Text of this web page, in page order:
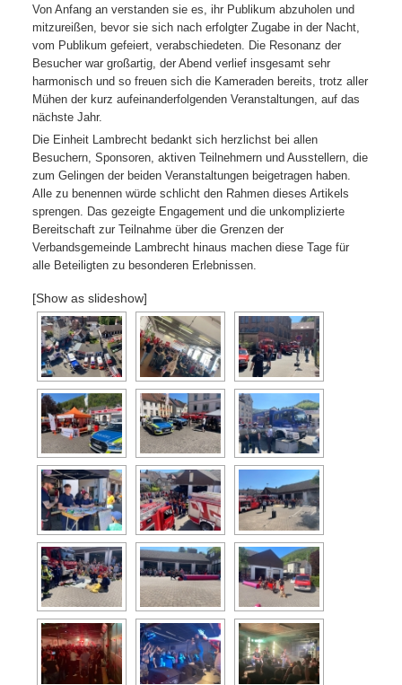
Von Anfang an verstanden sie es, ihr Publikum abzuholen und
mitzureißen, bevor sie sich nach erfolgter Zugabe in der Nacht,
vom Publikum gefeiert, verabschiedeten. Die Resonanz der
Besucher war großartig, der Abend verlief insgesamt sehr
harmonisch und so freuen sich die Kameraden bereits, trotz aller
Mühen der kurz aufeinanderfolgenden Veranstaltungen, auf das
nächste Jahr.
Die Einheit Lambrecht bedankt sich herzlichst bei allen
Besuchern, Sponsoren, aktiven Teilnehmern und Ausstellern, die
zum Gelingen der beiden Veranstaltungen beigetragen haben.
Alle zu benennen würde schlicht den Rahmen dieses Artikels
sprengen. Das gezeigte Engagement und die unkomplizierte
Bereitschaft zur Teilnahme über die Grenzen der
Verbandsgemeinde Lambrecht hinaus machen diese Tage für
alle Beteiligten zu besonderen Erlebnissen.
[Show as slideshow]